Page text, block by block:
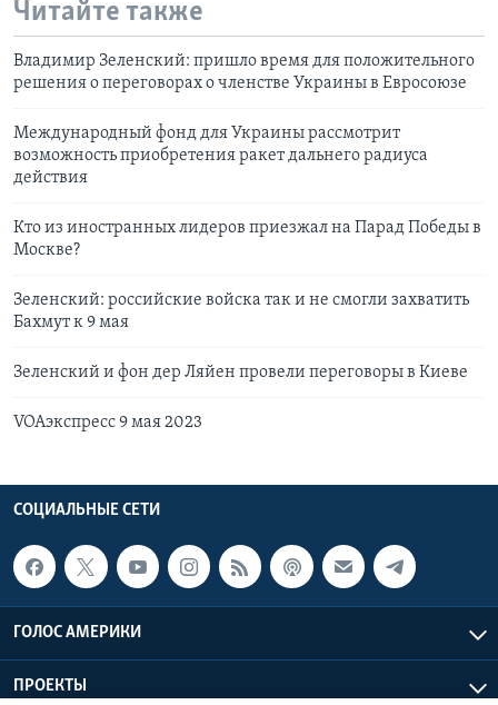
Читайте также
Владимир Зеленский: пришло время для положительного
решения о переговорах о членстве Украины в Евросоюзе
Международный фонд для Украины рассмотрит
возможность приобретения ракет дальнего радиуса
действия
Кто из иностранных лидеров приезжал на Парад Победы в
Москве?
Зеленский: российские войска так и не смогли захватить
Бахмут к 9 мая
Зеленский и фон дер Ляйен провели переговоры в Киеве
VOAэкспресс 9 мая 2023
СОЦИАЛЬНЫЕ СЕТИ
ГОЛОС АМЕРИКИ
ПРОЕКТЫ